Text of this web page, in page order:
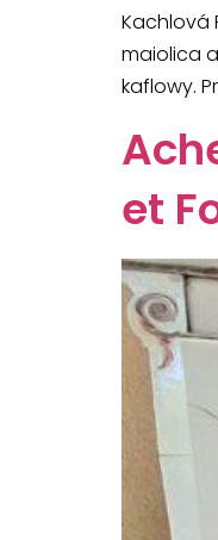
Kachlová
maiolica
kaflowy.
et